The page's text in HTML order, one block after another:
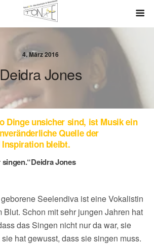
4. März 2016
Deidra Jones
Dinge unsicher sind, ist Musik ein
Quelle der
bleibt.
Jones
Seelendiva ist eine Vokalistin
Blut. Schon mit sehr jungen Jahren hat
das Singen nicht nur da war, sie
hat gewusst, dass sie singen muss.